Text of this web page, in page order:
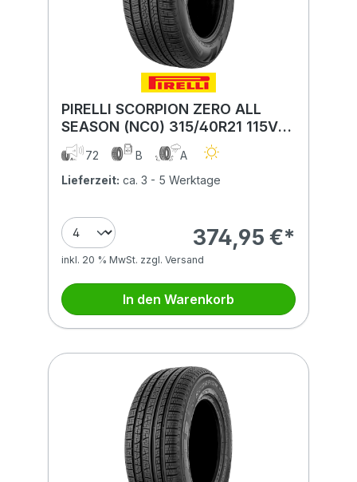
PIRELLI SCORPION ZERO ALL
SEASON (NC0) 315/40R21 115V
(NC0) XL MFS BSW
72 B
A
Lieferzeit: ca. 3 - 5 Werktage
374,95 €*
inkl. 20 % MwSt. zzgl. Versand
In den Warenkorb